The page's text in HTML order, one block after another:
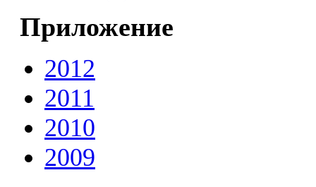
Приложение
2012
2011
2010
2009